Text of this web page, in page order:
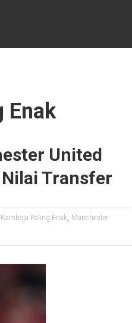
Enak
United
Transfer
Paling Enak, Manchester